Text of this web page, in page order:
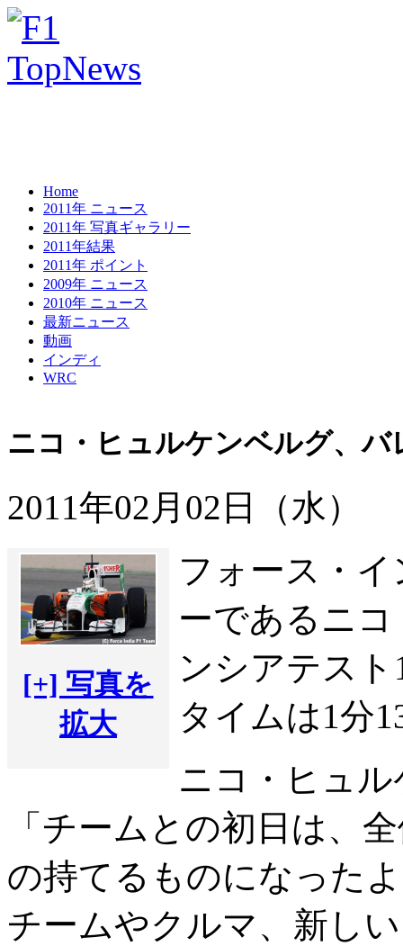
Home
2011年 ニュース
2011年 写真ギャラリー
2011年結果
2011年 ポイント
2009年 ニュース
2010年 ニュース
最新ニュース
動画
インディ
WRC
ニコ・ヒュルケンベルグ、
2011年02月02日（水）
[+] 写真を
拡大
フォース・
ーであるニ
ンシアテス
タイムは1分
ニコ・ヒュ
「チームとの初日は、
の持てるものになった
チームやクルマ、新し